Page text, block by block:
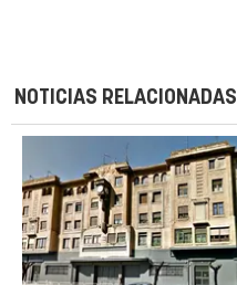
NOTICIAS RELACIONADAS